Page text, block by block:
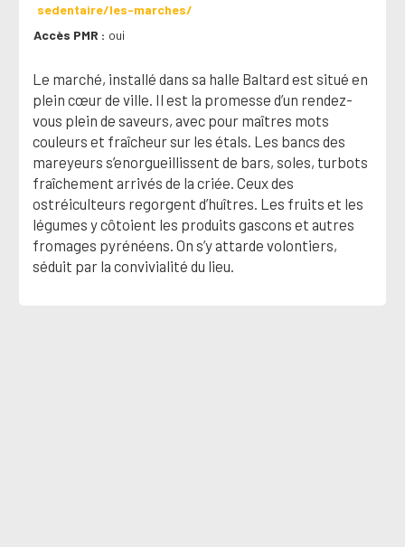
sedentaire/les-marches/
Accès PMR
oui
Le marché, installé dans sa halle Baltard est situé en
plein cœur de ville. Il est la promesse d’un rendez-
vous plein de saveurs, avec pour maîtres mots
couleurs et fraîcheur sur les étals. Les bancs des
mareyeurs s’enorgueillissent de bars, soles, turbots
fraîchement arrivés de la criée. Ceux des
ostréiculteurs regorgent d’huîtres. Les fruits et les
légumes y côtoient les produits gascons et autres
fromages pyrénéens. On s’y attarde volontiers,
séduit par la convivialité du lieu.